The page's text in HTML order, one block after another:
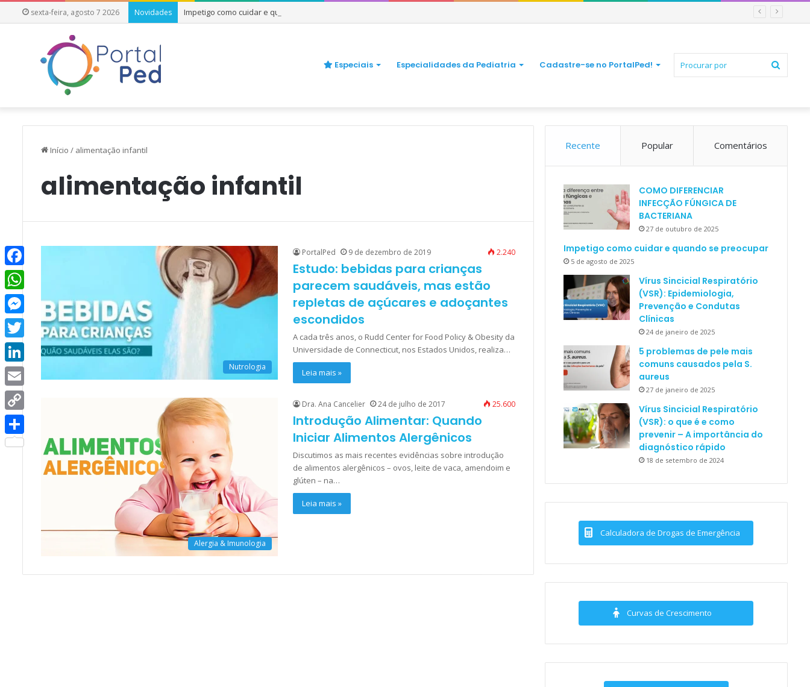
sexta-feira, agosto 7 2026 Novidades Impetigo como cuidar e quando se preocupar
Especiais Especialidades da Pediatria Cadastre-se no PortalPed!
Início / alimentação infantil
alimentação infantil
Nutrologia
PortalPed 9 de dezembro de 2019 2.240
Estudo: bebidas para crianças
parecem saudáveis, mas estão
repletas de açúcares e adoçantes
escondidos
A cada três anos, o Rudd Center for Food Policy & Obesity da
Universidade de Connecticut, nos Estados Unidos, realiza…
Leia mais »
Alergia & Imunologia
Dra. Ana Cancelier 24 de julho de 2017 25.600
Introdução Alimentar: Quando
Iniciar Alimentos Alergênicos
Discutimos as mais recentes evidências sobre introdução
de alimentos alergênicos – ovos, leite de vaca, amendoim e
glúten – na…
Leia mais »
Recente Popular Comentários
COMO DIFERENCIAR
INFECÇÃO FÚNGICA DE
BACTERIANA
27 de outubro de 2025
Impetigo como cuidar e quando se preocupar
5 de agosto de 2025
Vírus Sincicial Respiratório
(VSR): Epidemiologia,
Prevenção e Condutas
Clínicas
24 de janeiro de 2025
5 problemas de pele mais
comuns causados pela S.
aureus
27 de janeiro de 2025
Vírus Sincicial Respiratório
(VSR): o que é e como
prevenir – A importância do
diagnóstico rápido
18 de setembro de 2024
Calculadora de Drogas de Emergência
Curvas de Crescimento
Facebook
WhatsApp
Messenger
Twitter
LinkedIn
Email
Copy
Link
Share